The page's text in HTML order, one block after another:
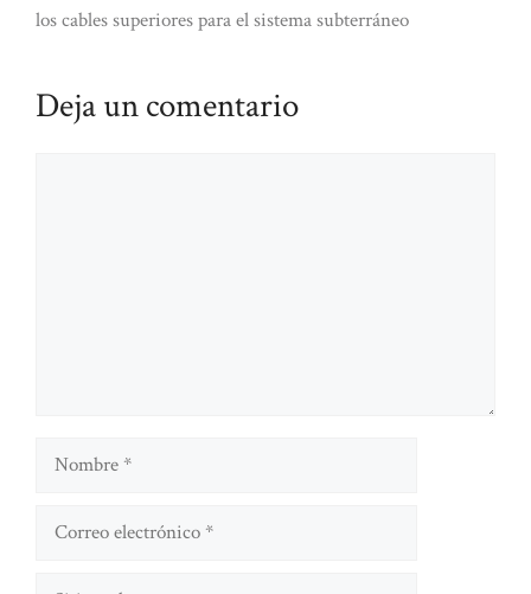
los cables superiores para el sistema subterráneo
Deja un comentario
Nombre